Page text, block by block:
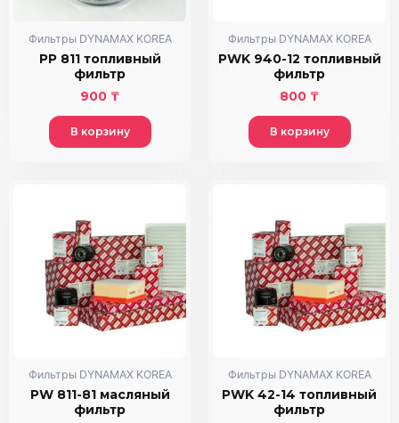
Фильтры DYNAMAX KOREA
PP 811 топливный
фильтр
900 ₸
В корзину
Фильтры DYNAMAX KOREA
PWK 940-12 топливный
фильтр
800 ₸
В корзину
Фильтры DYNAMAX KOREA
PW 811-81 масляный
фильтр
Фильтры DYNAMAX KOREA
PWK 42-14 топливный
фильтр